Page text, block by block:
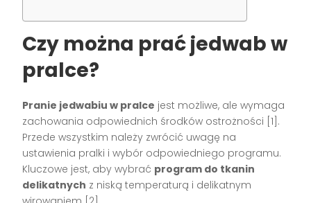
Czy można prać jedwab w
pralce?
Pranie jedwabiu w pralce jest możliwe, ale wymaga
zachowania odpowiednich środków ostrożności [1].
Przede wszystkim należy zwrócić uwagę na
ustawienia pralki i wybór odpowiedniego programu.
Kluczowe jest, aby wybrać program do tkanin
delikatnych z niską temperaturą i delikatnym